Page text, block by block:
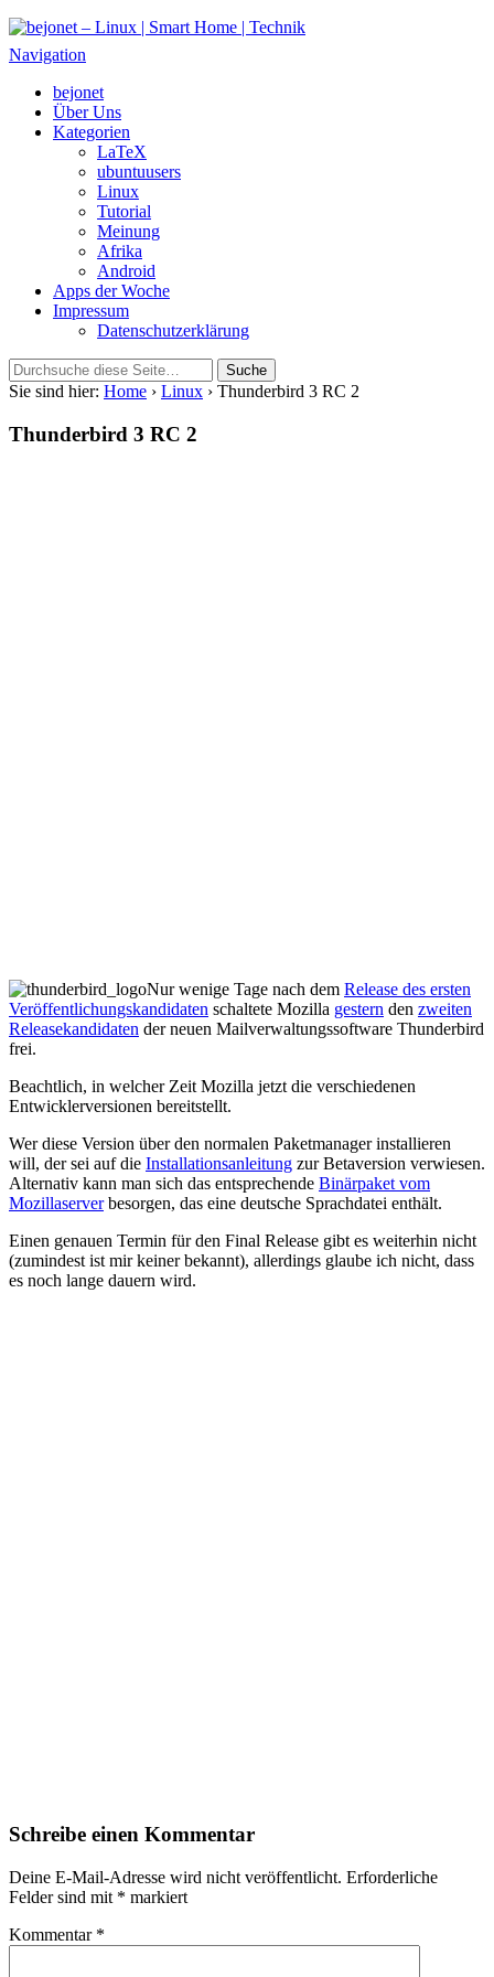
bejonet – Linux | Smart Home | Technik
Das Blog über Technik, Linux und Smart Home
Navigation
bejonet
Über Uns
Kategorien
LaTeX
ubuntuusers
Linux
Tutorial
Meinung
Afrika
Android
Apps der Woche
Impressum
Datenschutzerklärung
Sie sind hier: Home › Linux › Thunderbird 3 RC 2
Thunderbird 3 RC 2
Nur wenige Tage nach dem Release des ersten
Veröffentlichungskandidaten schaltete Mozilla gestern den zweiten
Releasekandidaten der neuen Mailverwaltungssoftware Thunderbird
frei.
Beachtlich, in welcher Zeit Mozilla jetzt die verschiedenen
Entwicklerversionen bereitstellt.
Wer diese Version über den normalen Paketmanager installieren
will, der sei auf die Installationsanleitung zur Betaversion verwiesen.
Alternativ kann man sich das entsprechende Binärpaket vom
Mozillaserverbesorgen, das eine deutsche Sprachdatei enthält.
Einen genauen Termin für den Final Release gibt es weiterhin nicht
(zumindest ist mir keiner bekannt), allerdings glaube ich nicht, dass
es noch lange dauern wird.
Schreibe einen Kommentar
Deine E-Mail-Adresse wird nicht veröffentlicht. Erforderliche
Felder sind mit * markiert
Kommentar *